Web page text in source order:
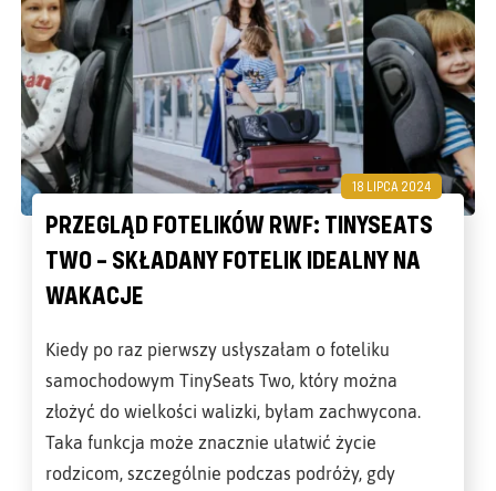
18 LIPCA 2024
PRZEGLĄD FOTELIKÓW RWF: TINYSEATS
TWO – SKŁADANY FOTELIK IDEALNY NA
WAKACJE
Kiedy po raz pierwszy usłyszałam o foteliku
samochodowym TinySeats Two, który można
złożyć do wielkości walizki, byłam zachwycona.
Taka funkcja może znacznie ułatwić życie
rodzicom, szczególnie podczas podróży, gdy